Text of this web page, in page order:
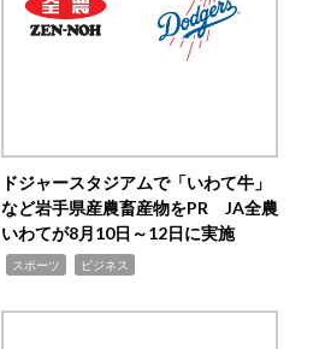
ドジャースタジアムで「いわて牛」
など岩手県産農畜産物をPR JA全農
いわてが8月10日～12日に実施
スポーツ ビジネス